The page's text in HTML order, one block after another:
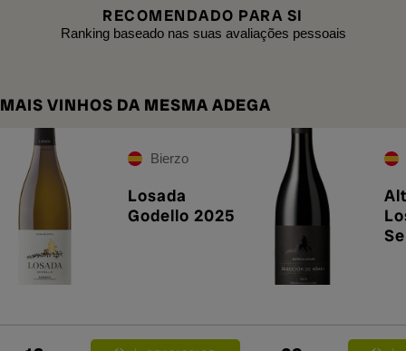
RECOMENDADO PARA SI
Ranking baseado nas suas avaliações pessoais
MAIS VINHOS DA MESMA ADEGA
Bierzo
Losada
Godello 2025